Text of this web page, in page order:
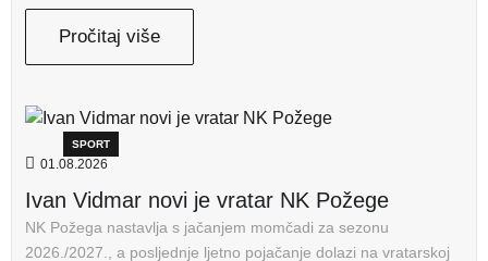
Pročitaj više
SPORT
01.08.2026
Ivan Vidmar novi je vratar NK Požege
NK Požega nastavlja s jačanjem momčadi za sezonu
2026./2027., a posljednje ljetno pojačanje dolazi na vratarskoj